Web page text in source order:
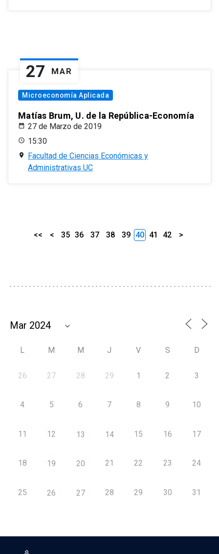
27 MAR
Microeconomía Aplicada
Matías Brum, U. de la República-Economía
27 de Marzo de 2019
15:30
Facultad de Ciencias Económicas y
Administrativas UC
<< < 35 36 37 38 39 40 41 42 >
L M M J V S D
26 27 28 29 1 2 3
4 5 6 7 8 9 10
11 12 13 14 15 16 17
18 19 20 21 22 23 24
25 26 27 28 29 30 31